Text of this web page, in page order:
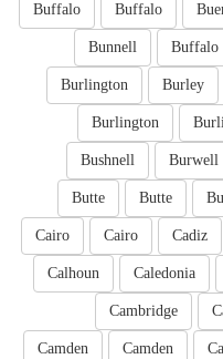
Buffalo
Buffalo
Buffalo
Bunnell
Burley
Burlington
Burlington
Burwell
Bushnell
Butte
Butte
Cadiz
Cairo
Cairo
Caledonia
Calhoun
Cambridge
Camden
Camden